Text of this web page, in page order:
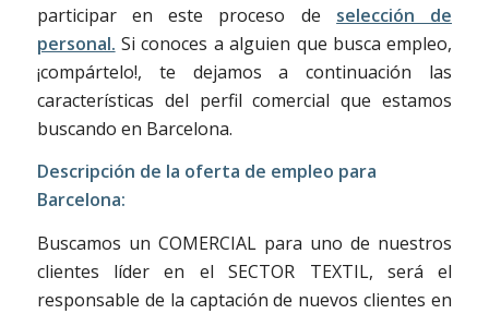
participar en este proceso de selección de
personal. Si conoces a alguien que busca empleo,
¡compártelo!, te dejamos a continuación las
características del perfil comercial que estamos
buscando en Barcelona.
Descripción de la oferta de empleo para
Barcelona:
Buscamos un COMERCIAL para uno de nuestros
clientes líder en el SECTOR TEXTIL, será el
responsable de la captación de nuevos clientes en